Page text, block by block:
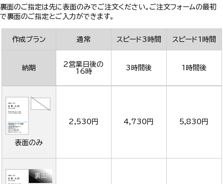
裏面のご指定は先に表面のみでご注文ください。ご注文フォームの最初
で裏面のご指定とご入力ができます。
作成プラン 通常 スピード3時間 スピード1時間
納期
2営業日後の
16時
3時間後 1時間後
表面のみ
2,530円 4,730円 5,830円